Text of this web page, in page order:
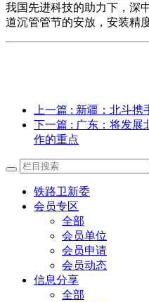
我国先进科技的助力下，深
道沉管管节的安放，安装精
上一篇 : 新疆：北斗携
下一篇 : 广东：将发展
作的重点
铁路卫新委
会员专区
全部
会员单位
会员申请
会员动态
信息分享
全部